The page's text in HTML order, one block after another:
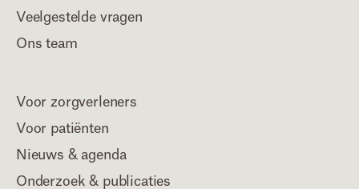
Veelgestelde vragen
Ons team
Voor zorgverleners
Voor patiënten
Nieuws & agenda
Onderzoek & publicaties